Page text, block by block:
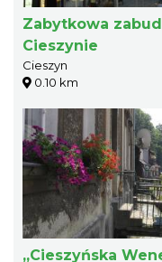
Zabytkowa
Cieszynie
Cieszyn
0.10 km
„Cieszyńska